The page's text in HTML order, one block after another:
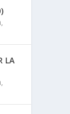
,
LA
,